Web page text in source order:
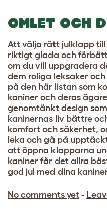
OMLET OCH
Att välja rätt julklapp
riktigt glada och
om du vill uppgradera
dem roliga leksaker
på den här listan som
kaniner och deras
genomtänkt design
kaninernas liv bättre
komfort och säkerhet,
leka och gå på
att öppna klapparna
kaniner får det allra
god jul med dina
No comments yet -